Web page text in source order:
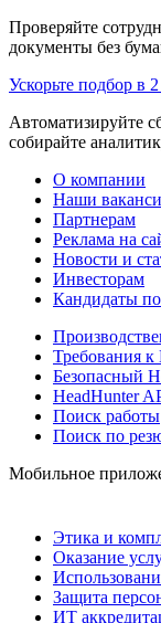
Проверяйте
документы без
Ускорьте подбор в
Автоматизируйте
собирайте
О компании
Наши
Партнерам
Реклама на
Новости и
Инвесторам
Кандидаты
Требования
Безопасный
HeadHunter
Поиск работы
Поиск по
Мобильное
Этика и
Оказание
Защита
ИТ